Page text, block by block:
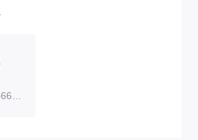
mengmeng666666